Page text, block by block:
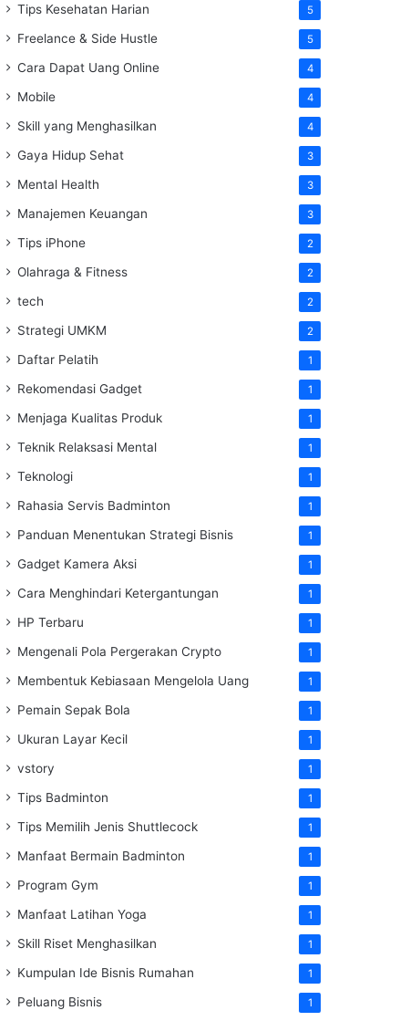
Tips Kesehatan Harian 5
Freelance & Side Hustle 5
Cara Dapat Uang Online 4
Mobile 4
Skill yang Menghasilkan 4
Gaya Hidup Sehat 3
Mental Health 3
Manajemen Keuangan 3
Tips iPhone 2
Olahraga & Fitness 2
tech 2
Strategi UMKM 2
Daftar Pelatih 1
Rekomendasi Gadget 1
Menjaga Kualitas Produk 1
Teknik Relaksasi Mental 1
Teknologi 1
Rahasia Servis Badminton 1
Panduan Menentukan Strategi Bisnis 1
Gadget Kamera Aksi 1
Cara Menghindari Ketergantungan 1
HP Terbaru 1
Mengenali Pola Pergerakan Crypto 1
Membentuk Kebiasaan Mengelola Uang 1
Pemain Sepak Bola 1
Ukuran Layar Kecil 1
vstory 1
Tips Badminton 1
Tips Memilih Jenis Shuttlecock 1
Manfaat Bermain Badminton 1
Program Gym 1
Manfaat Latihan Yoga 1
Skill Riset Menghasilkan 1
Kumpulan Ide Bisnis Rumahan 1
Peluang Bisnis 1